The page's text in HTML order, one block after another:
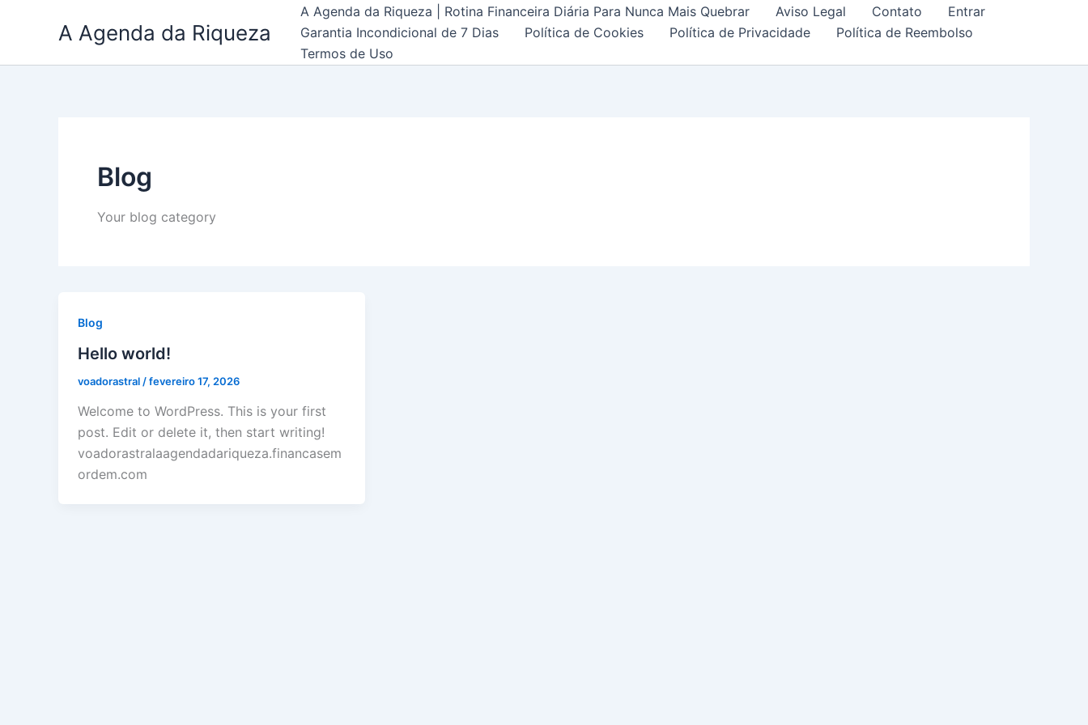
A Agenda da Riqueza
A Agenda da Riqueza | Rotina Financeira Diária Para Nunca Mais Quebrar Aviso Legal Contato
Entrar
Garantia Incondicional de 7 Dias
Política de Cookies Política de Privacidade
Política de Reembolso
Termos de Uso
Blog
Your blog category
Blog
Hello world!
voadorastral /fevereiro 17, 2026
Welcome to WordPress. This is your first
post. Edit or delete it, then start writing!
voadorastralaagendadariqueza.financasem
ordem.com